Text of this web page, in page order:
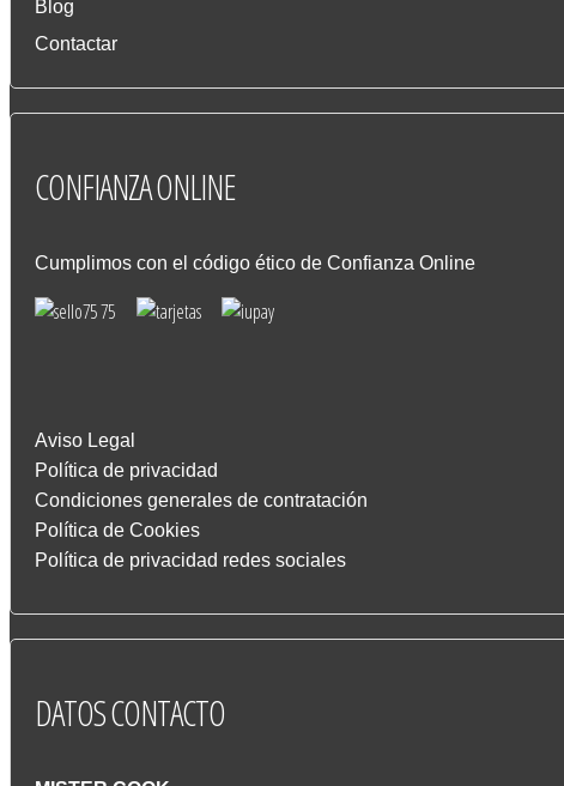
Blog
Contactar
CONFIANZAONLINE
Cumplimos con el código ético de Confianza Online
Aviso Legal
Política de privacidad
Condiciones generales de contratación
Política de Cookies
Política de privacidad redes sociales
DATOSCONTACTO